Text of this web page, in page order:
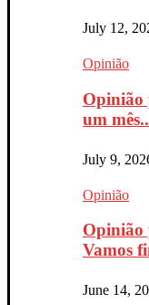
July 12,
Opinião
Opinião
um
July 9,
Opinião
Opinião
Vamos
June 14,